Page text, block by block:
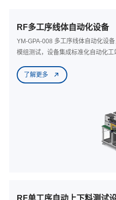
RF多工序线体自动化设备
YM-GPA-008 多工序线体自动化设
模组测试，设备集成标准化自动化
力，并且根据测试时间增减工站，极
了解更多
RF单工序自动上下料测试设